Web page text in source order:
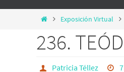
Exposición Virtual
236.
Patricia Téllez